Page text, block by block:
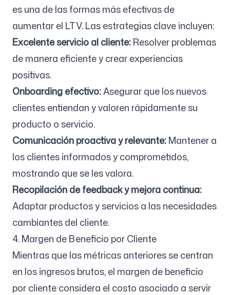
es una de las formas más efectivas de
aumentar el LTV. Las estrategias clave incluyen:
Excelente servicio al cliente:Resolver problemas
de manera eficiente y crear experiencias
positivas.
Onboarding efectivo:Asegurar que los nuevos
clientes entiendan y valoren rápidamente su
producto o servicio.
Comunicación proactiva y relevante:Mantener a
los clientes informados y comprometidos,
mostrando que se les valora.
Recopilación de feedback y mejora continua:
Adaptar productos y servicios a las necesidades
cambiantes del cliente.
4. Margen de Beneficio por Cliente
Mientras que las métricas anteriores se centran
en los ingresos brutos, el margen de beneficio
por cliente considera el costo asociado a servir